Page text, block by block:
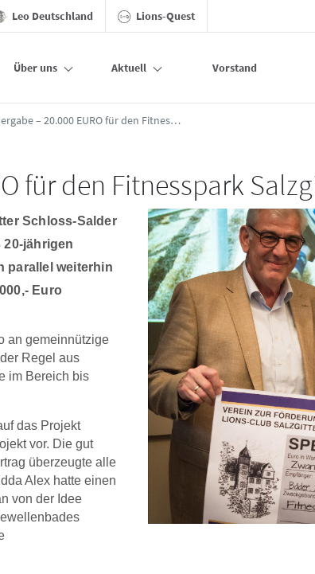
Leo Deutschland Lions-Quest
Über uns Aktuell Vorstand
Salzgitter Bad - Salzgitter-
Spendenvergabe – 20.000 EURO für den Fitnesspark Salzgitter Bad
für den Fitnesspark
Schloss-Salder
jährigen
parallel weiterhin
Euro
an gemeinnützige
Regel aus
im Bereich bis
das Projekt
vor. Die gut
überzeugte alle
Alex hatte einen
von der Idee